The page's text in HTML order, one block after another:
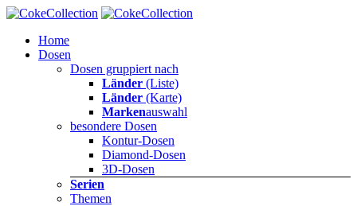
Home
Dosen
Dosen gruppiert nach
Länder (Liste)
Länder (Karte)
Markenauswahl
besondere Dosen
Kontur-Dosen
Diamond-Dosen
3D-Dosen
Serien
Themen